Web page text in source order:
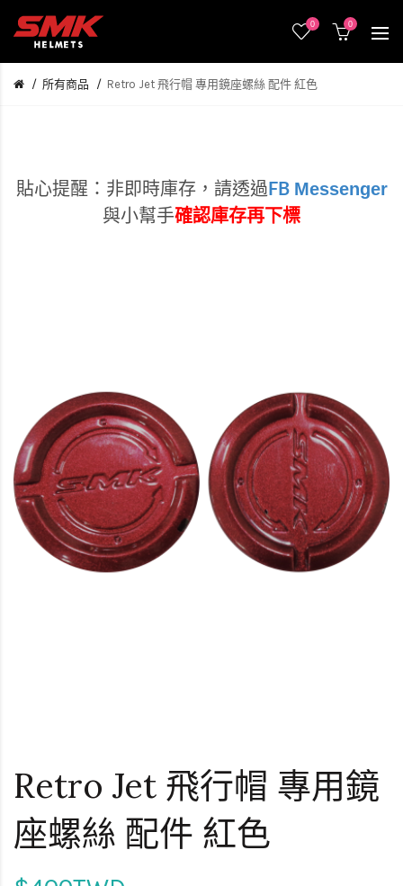
0 0
所有商品 Retro Jet 飛行帽 專用鏡座螺絲 配件 紅色
貼心提醒：非即時庫存， 請透過 FB Messenger
與小幫手確認庫存再下標
Retro Jet 飛行帽 專用鏡
座螺絲 配件 紅色